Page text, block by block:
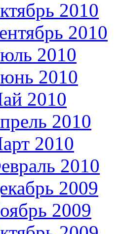
2010
2010
2010
2010
2010
2010
2010
2010
2009
2009